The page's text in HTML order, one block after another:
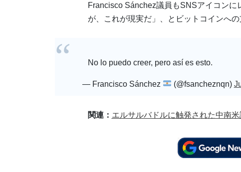
Francisco Sánchez議員もSNSアイコン
が、これが現実だ」、とビットコインへの
No lo puedo creer, pero así es esto.
— Francisco Sánchez (@fsancheznqn)
関連： エルサルバドルに触発された中南